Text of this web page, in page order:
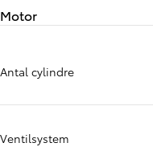
Motor
Antal cylindre
Ventilsystem